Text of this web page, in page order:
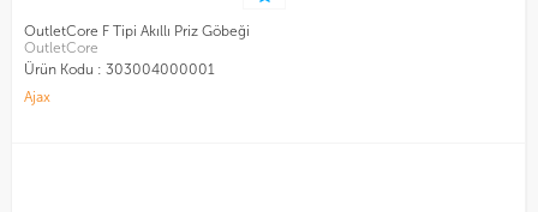
OutletCore F Tipi Akıllı Priz Göbeği
OutletCore
Ürün Kodu : 303004000001
Ajax